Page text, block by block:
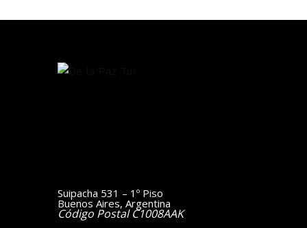
Suipacha 531 – 1º Piso
Buenos Aires, Argentina
Código Postal C1008AAK